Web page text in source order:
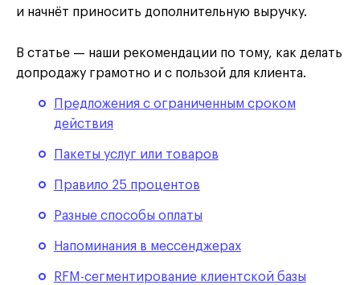
и начнёт приносить дополнительную выручку.
В статье — наши рекомендации по тому, как делать
допродажу грамотно и с пользой для клиента.
Предложения с ограниченным сроком
действия
Пакеты услуг или товаров
Правило 25 процентов
Разные способы оплаты
Напоминания в мессенджерах
RFM-сегментирование клиентской базы